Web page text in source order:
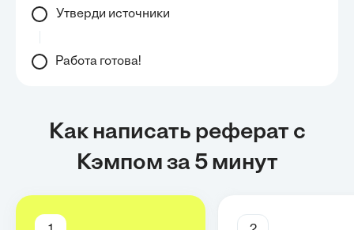
Утверди источники
Работа готова!
Как написать реферат с
Кэмпом за 5 минут